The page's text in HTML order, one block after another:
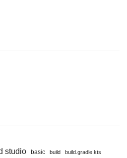
studio basic build build.gradle.kts